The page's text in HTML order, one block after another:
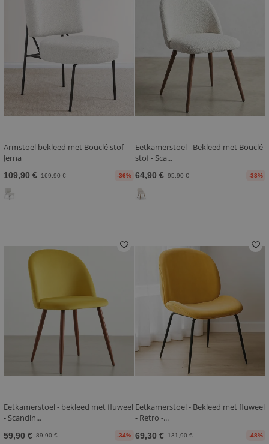
Armstoel bekleed met Bouclé stof -
Jerna
109,90 € 169,90 € -36%
Eetkamerstoel - Bekleed met Bouclé
stof - Sca...
64,90 € 95,90 € -33%
Eetkamerstoel - bekleed met fluweel
- Scandin...
59,90 € 89,90 € -34%
Eetkamerstoel - Bekleed met fluweel
- Retro -...
69,30 € 131,90 € -48%